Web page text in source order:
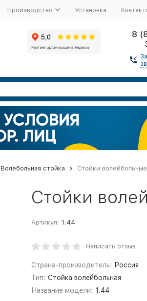
Производство Установка
8
Волебольная стойка Стойки
Стойки
Артикул: 1.44
Написать отзыв
Страна-производитель: Россия
Тип: Стойка волейбольная
Название модели: 1.44